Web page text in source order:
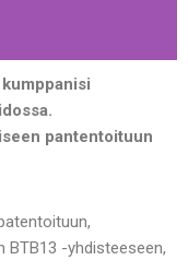
pantentoituun
BTB13 -yhdisteeseen,